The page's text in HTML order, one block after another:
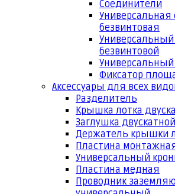
Соединители
Универсальная
безвинтовая
безвинтовой
Универсальный
Фиксатор
Аксессуары для всех
Разделитель
Крышка лотка
Заглушка
Держатель крышки
Пластина
Универсальный
Пластина медная
Проводник